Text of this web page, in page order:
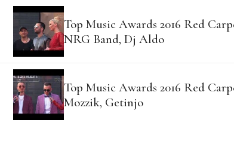
Top Music Awards 2016 Red
NRG Band, Dj Aldo
Top Music Awards 2016 Red
Mozzik, Getinjo